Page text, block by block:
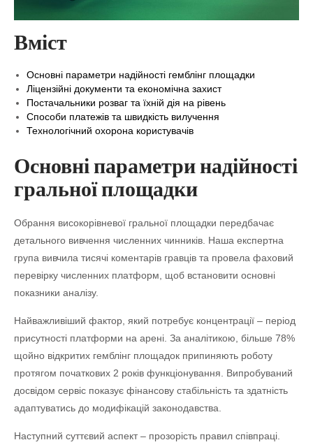
Вміст
Основні параметри надійності гемблінг площадки
Ліцензійні документи та економічна захист
Постачальники розваг та їхній дія на рівень
Способи платежів та швидкість вилучення
Технологічний охорона користувачів
Основні параметри надійності
гральної площадки
Обрання високорівневої гральної площадки передбачає
детального вивчення численних чинників. Наша експертна
група вивчила тисячі коментарів гравців та провела фаховий
перевірку численних платформ, щоб встановити основні
показники аналізу.
Найважливіший фактор, який потребує концентрації – період
присутності платформи на арені. За аналітикою, більше 78%
щойно відкритих гемблінг площадок припиняють роботу
протягом початкових 2 років функціонування. Випробуваний
досвідом сервіс показує фінансову стабільність та здатність
адаптуватись до модифікацій законодавства.
Наступний суттєвий аспект – прозорість правил співпраці.